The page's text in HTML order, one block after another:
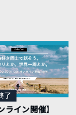
了
ライン開催】